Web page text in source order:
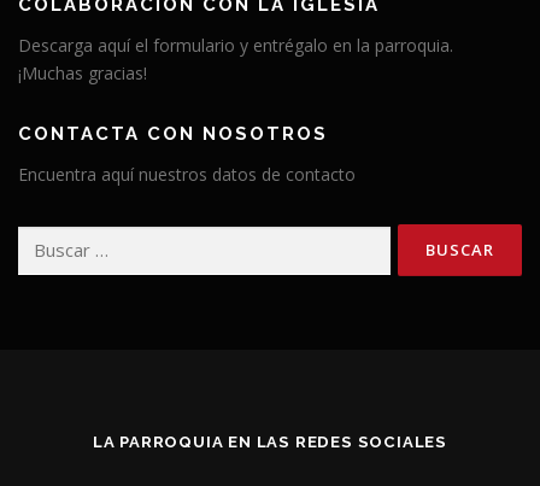
COLABORACIÓN CON LA IGLESIA
Descarga aquí el formulario y entrégalo en la parroquia.
¡Muchas gracias!
CONTACTA CON NOSOTROS
Encuentra aquí nuestros datos de contacto
LA PARROQUIA EN LAS REDES SOCIALES